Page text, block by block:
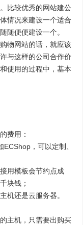
比较优秀的网站建公
情况来建设一个适合
随便便建设一个。
物网站的话，就应该
与这样的公司合作价
使用的过程中，基本
费用：
，可以定制、
用模板会节约点成
块钱；
还是云服务器。
主机，只需要出购买